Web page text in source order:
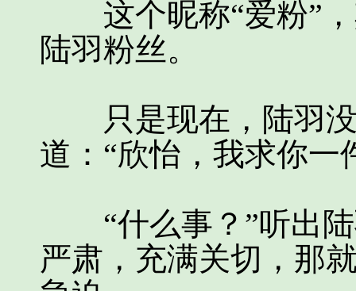
这个昵称“爱粉”，
陆羽粉丝。
只是现在，陆羽没
道：“欣怡，我求你一
“什么事？”听出陆
严肃，充满关切，那